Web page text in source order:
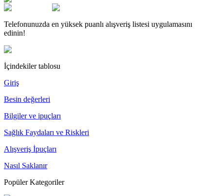
Telefonunuzda en yüksek puanlı alışveriş listesi uygulamasını
edinin!
İçindekiler tablosu
Giriş
Besin değerleri
Bilgiler ve ipuçları
Sağlık Faydaları ve Riskleri
Alışveriş İpuçları
Nasıl Saklanır
Popüler Kategoriler